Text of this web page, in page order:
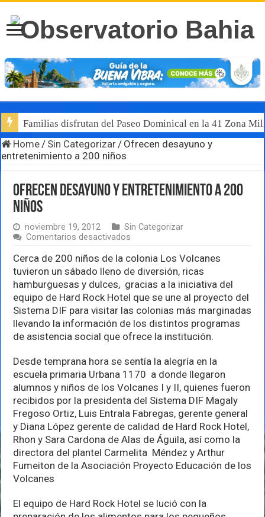
Familias disfrutan del Paseo Dominical en la 41 Zona
Home / Sin Categorizar / Ofrecen desayuno y
entretenimiento a 200 niños
Ofrecen desayuno y entretenimiento a 200
niños
noviembre 19, 2012
Sin Categorizar
Comentarios desactivados
desayuno
entretenimiento
a
200
niños
Cerca de 200 niños de la colonia Los Volcanes
tuvieron un sábado lleno de diversión, ricas
hamburguesas y dulces, gracias a la iniciativa del
equipo de Hard Rock Hotel que se une al proyecto del
Sistema DIF para visitar las colonias más marginadas
llevando la información de los distintos programas
de asistencia social que ofrece la institución.
Desde temprana hora se sentía la alegría en la
escuela primaria Urbana 1170 a donde llegaron
alumnos y niños de los Volcanes I y II, quienes fueron
recibidos por la presidenta del Sistema DIF Magaly
Fregoso Ortiz, Luis Entrala Fabregas, gerente general
y Diana López gerente de calidad de Hard Rock Hotel,
Rhon y Sara Cardona de Alas de Águila, así como la
directora del plantel Carmelita Méndez y Arthur
Fumeiton de la Asociación Proyecto Educación de los
Volcanes
El equipo de Hard Rock Hotel se lució con la